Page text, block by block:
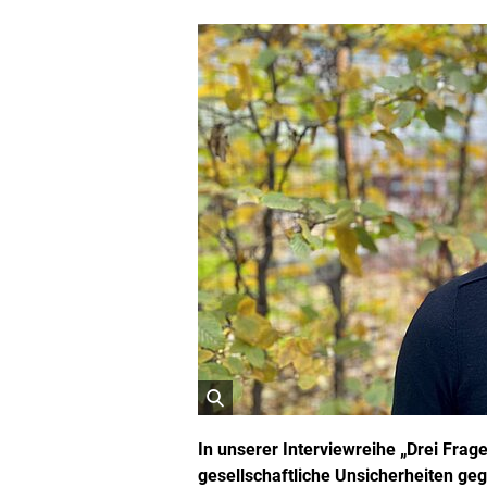
fIn unserer Interviewreihe „Drei
gesellschaftliche Unsicherheiten